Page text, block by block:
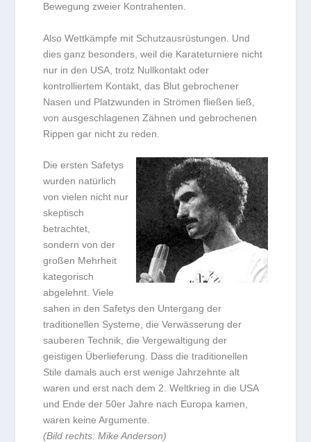
Bewegung zweier Kontrahenten.
Also Wettkämpfe mit Schutzausrüstungen. Und
dies ganz besonders, weil die Karateturniere nicht
nur in den USA, trotz Nullkontakt oder
kontrolliertem Kontakt, das Blut gebrochener
Nasen und Platzwunden in Strömen fließen ließ,
von ausgeschlagenen Zähnen und gebrochenen
Rippen gar nicht zu reden.
Die ersten Safetys
wurden natürlich
von vielen nicht nur
skeptisch
betrachtet,
sondern von der
großen Mehrheit
kategorisch
abgelehnt. Viele
sahen in den Safetys den Untergang der
traditionellen Systeme, die Verwässerung der
sauberen Technik, die Vergewaltigung der
geistigen Überlieferung. Dass die traditionellen
Stile damals auch erst wenige Jahrzehnte alt
waren und erst nach dem 2. Weltkrieg in die USA
und Ende der 50er Jahre nach Europa kamen,
waren keine Argumente.
(Bild rechts: Mike Anderson)